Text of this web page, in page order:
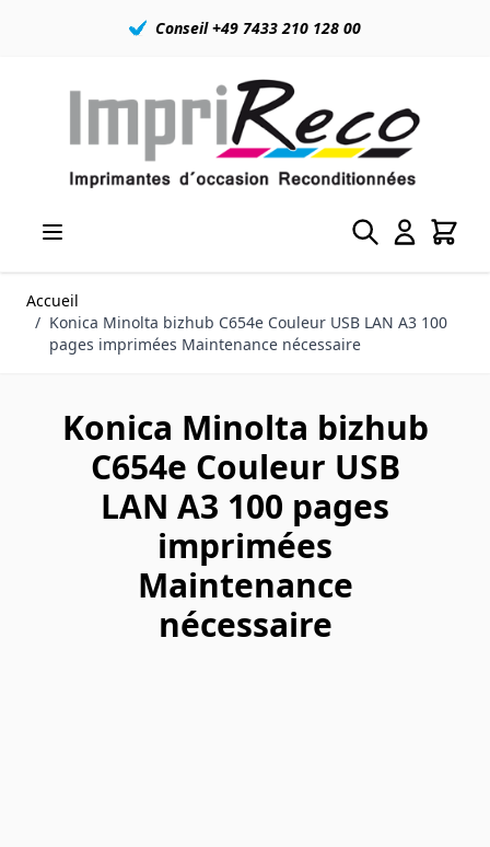
Conseil +49 7433 210 128 00
Accueil
/ Konica Minolta bizhub C654e Couleur USB LAN A3 100
pages imprimées Maintenance nécessaire
Konica Minolta bizhub
C654e Couleur USB
LAN A3 100 pages
imprimées
Maintenance
nécessaire